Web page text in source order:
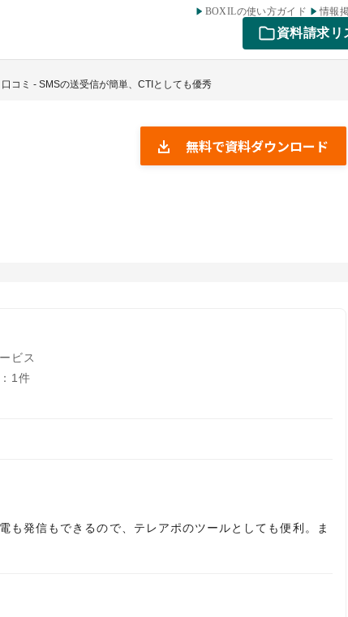
BOXILの使い方ガイド 情報
資料請求リ
口コミ - SMSの送受信が簡単、CTIとしても優秀
無料で資料ダウンロード
ビス
1件
発信もできるので、テレアポのツールとしても便利。ま